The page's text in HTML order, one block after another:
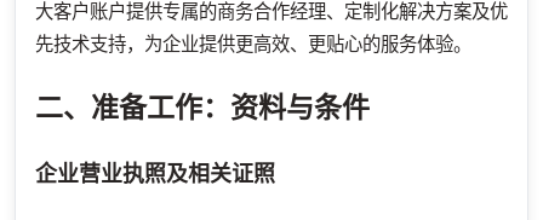
大客户账户提供专属的商务合作经理、定制化解决方案及优
先技术支持，为企业提供更高效、更贴心的服务体验。
二、准备工作：资料与条件
企业营业执照及相关证照